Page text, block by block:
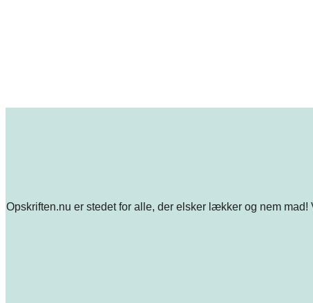
Opskriften.nu er stedet for alle, der elsker lækker og nem